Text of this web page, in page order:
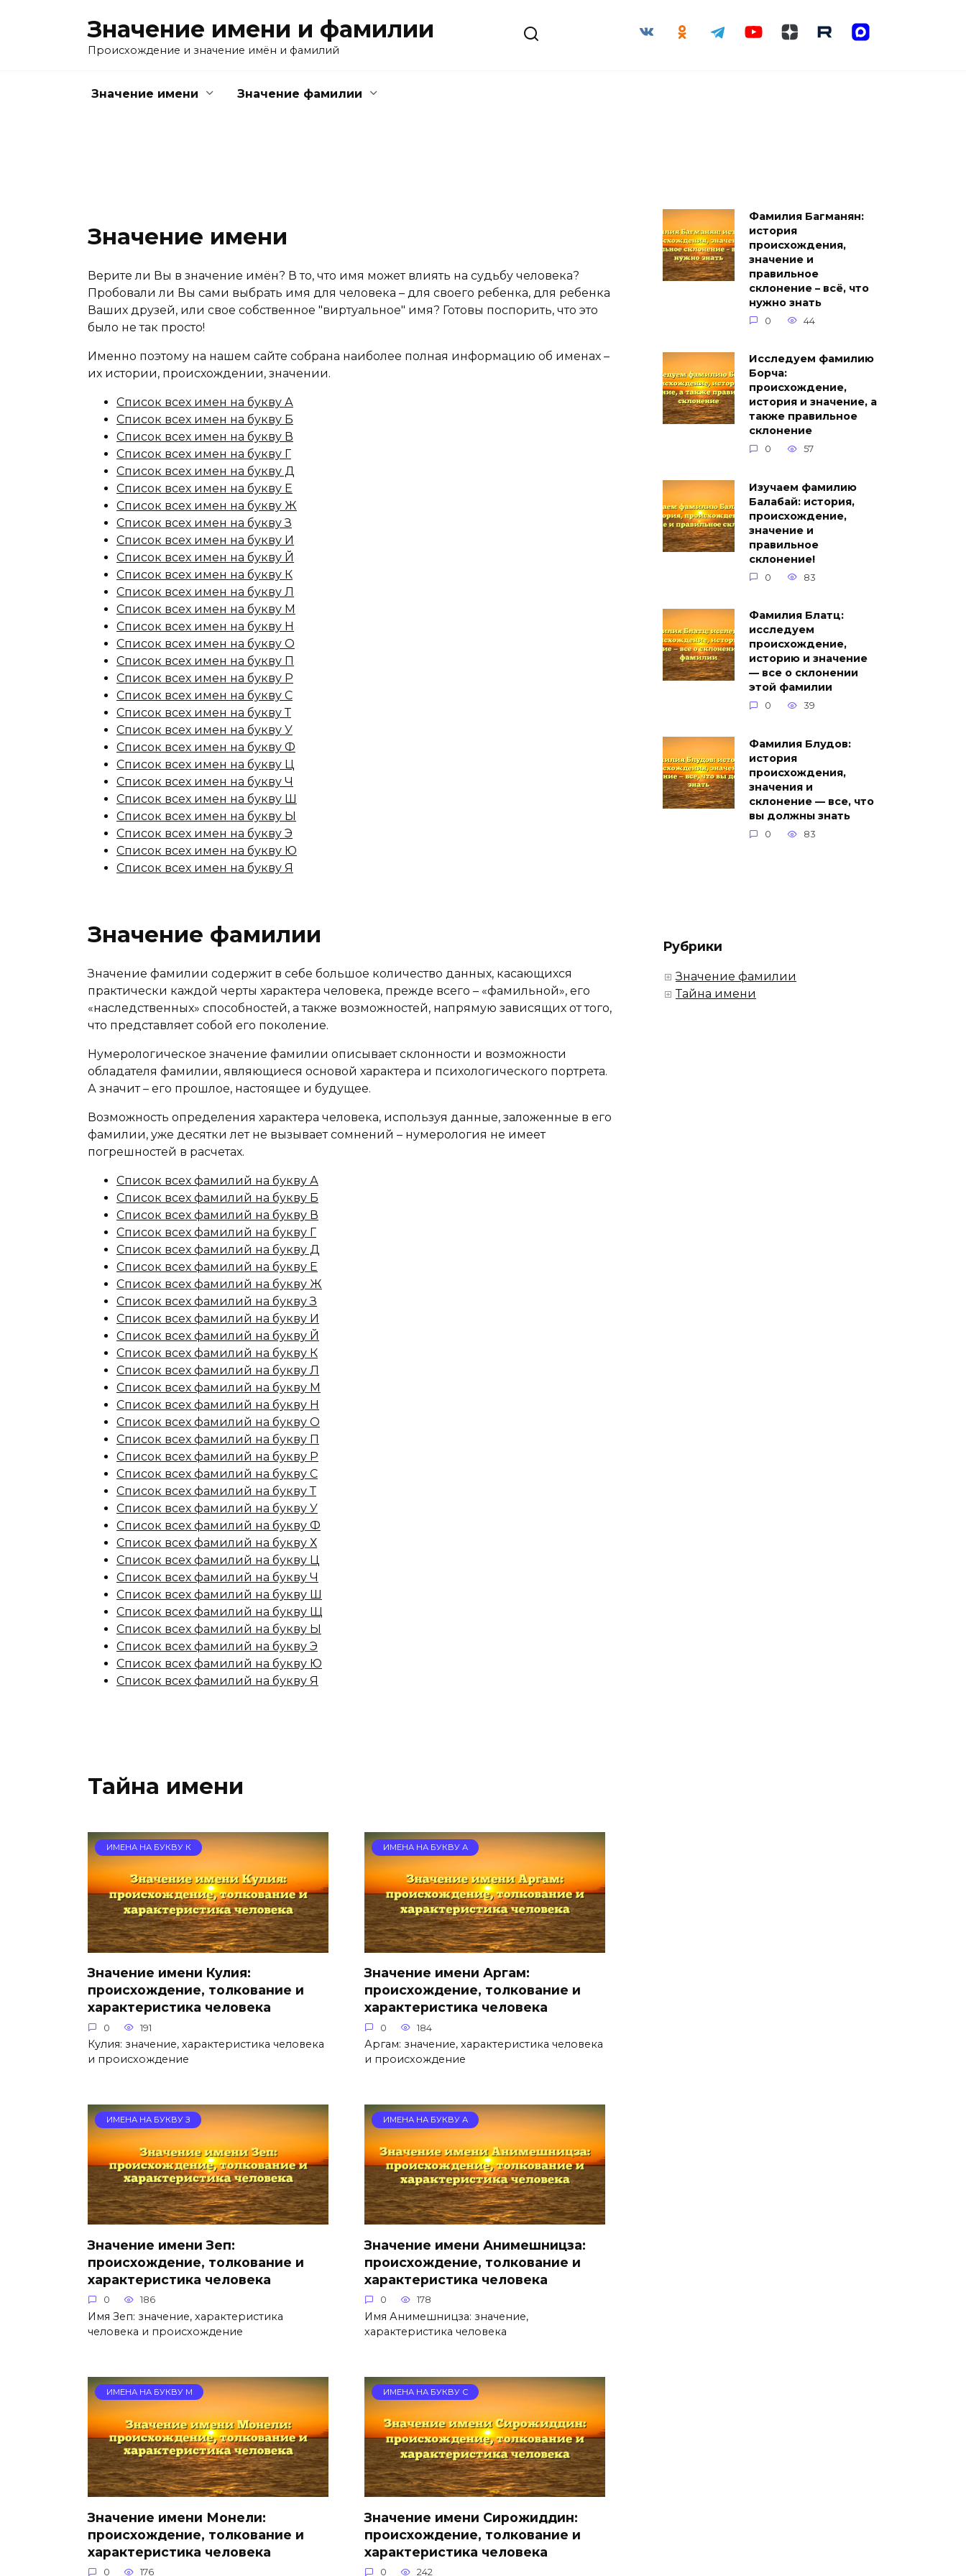
Значение имени и фамилии
Происхождение и значение имён и фамилий
Значение имени Значение фамилии
Значение имени
Верите ли Вы в значение имён? В то, что имя может влиять на судьбу человека?
Пробовали ли Вы сами выбрать имя для человека – для своего ребенка, для ребенка
Ваших друзей, или свое собственное "виртуальное" имя? Готовы поспорить, что это
было не так просто!
Именно поэтому на нашем сайте собрана наиболее полная информацию об именах –
их истории, происхождении, значении.
Список всех имен на букву А
Список всех имен на букву Б
Список всех имен на букву В
Список всех имен на букву Г
Список всех имен на букву Д
Список всех имен на букву Е
Список всех имен на букву Ж
Список всех имен на букву З
Список всех имен на букву И
Список всех имен на букву Й
Список всех имен на букву К
Список всех имен на букву Л
Список всех имен на букву М
Список всех имен на букву Н
Список всех имен на букву О
Список всех имен на букву П
Список всех имен на букву Р
Список всех имен на букву С
Список всех имен на букву Т
Список всех имен на букву У
Список всех имен на букву Ф
Список всех имен на букву Ц
Список всех имен на букву Ч
Список всех имен на букву Ш
Список всех имен на букву Ы
Список всех имен на букву Э
Список всех имен на букву Ю
Список всех имен на букву Я
Значение фамилии
Значение фамилии содержит в себе большое количество данных, касающихся
практически каждой черты характера человека, прежде всего – «фамильной», его
«наследственных» способностей, а также возможностей, напрямую зависящих от того,
что представляет собой его поколение.
Нумерологическое значение фамилии описывает склонности и возможности
обладателя фамилии, являющиеся основой характера и психологического портрета.
А значит – его прошлое, настоящее и будущее.
Возможность определения характера человека, используя данные, заложенные в его
фамилии, уже десятки лет не вызывает сомнений – нумерология не имеет
погрешностей в расчетах.
Список всех фамилий на букву А
Список всех фамилий на букву Б
Список всех фамилий на букву В
Список всех фамилий на букву Г
Список всех фамилий на букву Д
Список всех фамилий на букву Е
Список всех фамилий на букву Ж
Список всех фамилий на букву З
Список всех фамилий на букву И
Список всех фамилий на букву Й
Список всех фамилий на букву К
Список всех фамилий на букву Л
Список всех фамилий на букву М
Список всех фамилий на букву Н
Список всех фамилий на букву О
Список всех фамилий на букву П
Список всех фамилий на букву Р
Список всех фамилий на букву С
Список всех фамилий на букву Т
Список всех фамилий на букву У
Список всех фамилий на букву Ф
Список всех фамилий на букву Х
Список всех фамилий на букву Ц
Список всех фамилий на букву Ч
Список всех фамилий на букву Ш
Список всех фамилий на букву Щ
Список всех фамилий на букву Ы
Список всех фамилий на букву Э
Список всех фамилий на букву Ю
Список всех фамилий на букву Я
Тайна имени
ИМЕНА НА БУКВУ К
Значение имени Кулия:
происхождение, толкование и
характеристика человека
0 191
Кулия: значение, характеристика человека
и происхождение
ИМЕНА НА БУКВУ А
Значение имени Аргам:
происхождение, толкование и
характеристика человека
0 184
Аргам: значение, характеристика человека
и происхождение
ИМЕНА НА БУКВУ З
Значение имени Зеп:
происхождение, толкование и
характеристика человека
0 186
Имя Зеп: значение, характеристика
человека и происхождение
ИМЕНА НА БУКВУ А
Значение имени Анимешницза:
происхождение, толкование и
характеристика человека
0 178
Имя Анимешницза: значение,
характеристика человека
ИМЕНА НА БУКВУ М
Значение имени Монели:
происхождение, толкование и
характеристика человека
0 176
ИМЕНА НА БУКВУ С
Значение имени Сирожиддин:
происхождение, толкование и
характеристика человека
0 242
Фамилия Багманян:
история
происхождения,
значение и
правильное
склонение – всё, что
нужно знать
0 44
Исследуем фамилию
Борча:
происхождение,
история и значение, а
также правильное
склонение
0 57
Изучаем фамилию
Балабай: история,
происхождение,
значение и
правильное
склонение!
0 83
Фамилия Блатц:
исследуем
происхождение,
историю и значение
— все о склонении
этой фамилии
0 39
Фамилия Блудов:
история
происхождения,
значения и
склонение — все, что
вы должны знать
0 83
Рубрики
Значение фамилии
Тайна имени